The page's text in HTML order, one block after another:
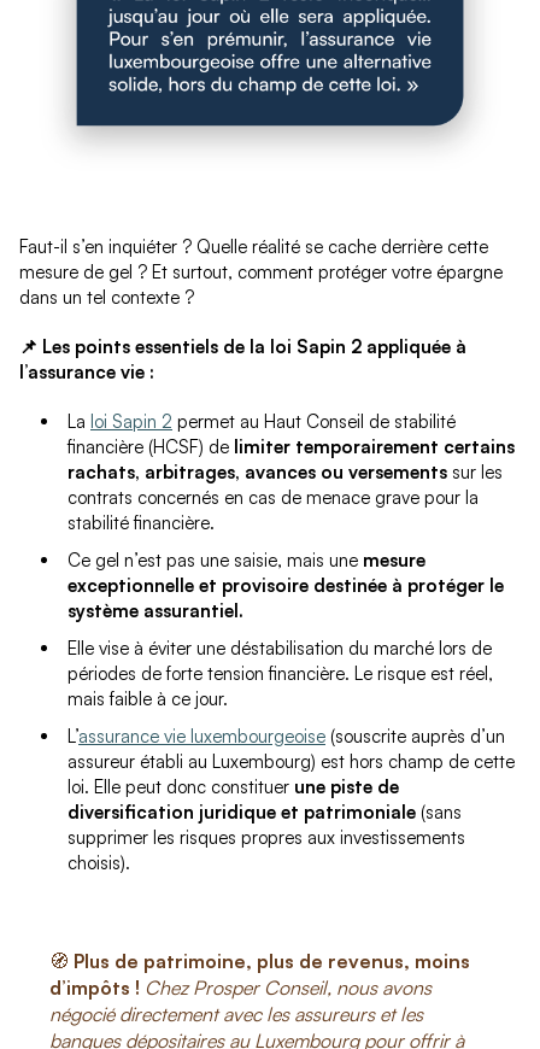
Faut-il s’en inquiéter ? Quelle réalité se cache derrière cette
mesure de gel ? Et surtout, comment protéger votre épargne
dans un tel contexte ?
📌 Les points essentiels de la loi Sapin 2 appliquée à
l’assurance vie :
La loi Sapin 2 permet au Haut Conseil de stabilité
financière (HCSF) de limiter temporairement certains
rachats, arbitrages, avances ou versements sur les
contrats concernés en cas de menace grave pour la
stabilité financière.
Ce gel n’est pas une saisie, mais une mesure
exceptionnelle et provisoire destinée à protéger le
système assurantiel.
Elle vise à éviter une déstabilisation du marché lors de
périodes de forte tension financière. Le risque est réel,
mais faible à ce jour.
L’assurance vie luxembourgeoise (souscrite auprès d’un
assureur établi au Luxembourg) est hors champ de cette
loi. Elle peut donc constituer une piste de
diversification juridique et patrimoniale (sans
supprimer les risques propres aux investissements
choisis).
🧭 Plus de patrimoine, plus de revenus, moins
d’impôts ! Chez Prosper Conseil, nous avons
négocié directement avec les assureurs et les
banques dépositaires au Luxembourg pour offrir à